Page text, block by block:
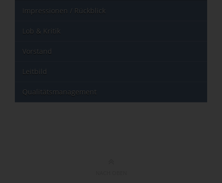
Impressionen / Rückblick
Lob & Kritik
Vorstand
Leitbild
Qualitätsmanagement